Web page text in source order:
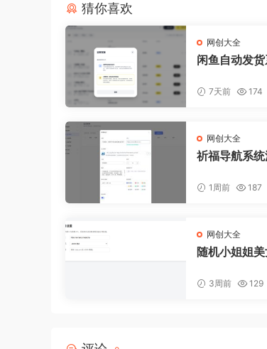
猜你喜欢
网创大全
闲鱼自动发货
7天前 174
网创大全
祈福导航系统
1周前 187
网创大全
随机小姐姐
3周前 129